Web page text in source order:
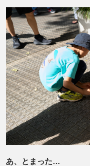
あ、とまった…